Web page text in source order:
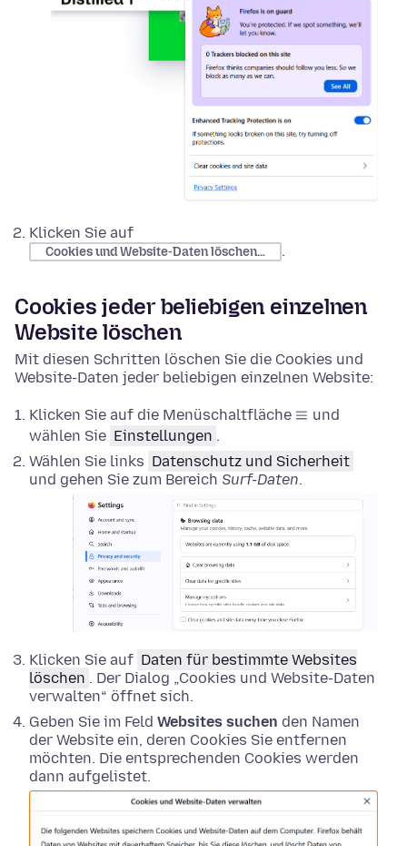
Klicken Sie auf
Cookies und Website-Daten löschen… .
Cookies jeder beliebigen einzelnen
Website löschen
Mit diesen Schritten löschen Sie die Cookies und
Website-Daten jeder beliebigen einzelnen Website:
Klicken Sie auf die Menüschaltfläche
und
wählen Sie Einstellungen .
Wählen Sie links Datenschutz und Sicherheit
und gehen Sie zum Bereich Surf-Daten.
Klicken Sie auf Daten für bestimmte Websites
löschen . Der Dialog „Cookies und Website-Daten
verwalten“ öffnet sich.
Geben Sie im Feld Websites suchen den Namen
der Website ein, deren Cookies Sie entfernen
möchten. Die entsprechenden Cookies werden
dann aufgelistet.